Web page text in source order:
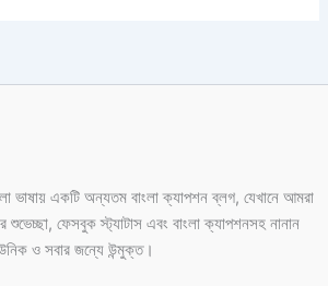
একটি অন্যতম বাংলা ক্যাপশন ব্লগ, যেখানে আমরা
শুভেচ্ছা, ফেসবুক স্ট্যাটাস এবং বাংলা ক্যাপশনসহ নানান
ও সবার জন্যে উন্মুক্ত।